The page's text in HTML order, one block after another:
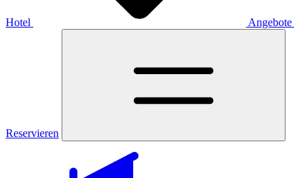
Hotel Angebote
Reservieren